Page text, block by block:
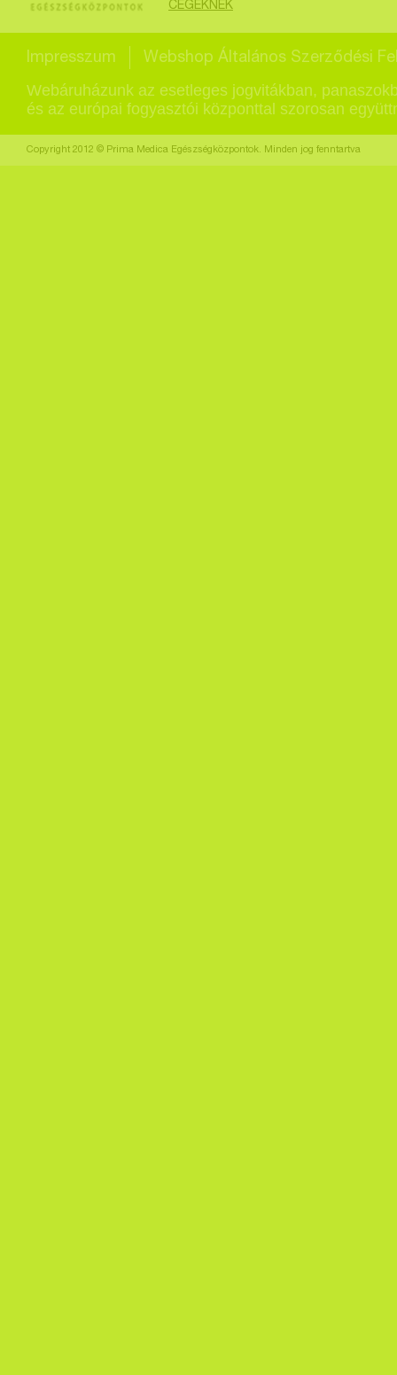
CÉGEKNEK
Impresszum Webshop Általános Szerződési
Webáruházunk az esetleges jogvitákban,
és az európai fogyasztói központtal szorosan
Copyright 2012 © Prima Medica Egészségközpontok. Minden jog fenntartva